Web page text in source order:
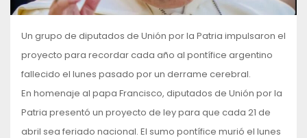
Un grupo de diputados de Unión por la Patria impulsaron el
proyecto para recordar cada año al pontífice argentino
fallecido el lunes pasado por un derrame cerebral.
En homenaje al papa Francisco, diputados de Unión por la
Patria presentó un proyecto de ley para que cada 21 de
abril sea feriado nacional. El sumo pontífice murió el lunes